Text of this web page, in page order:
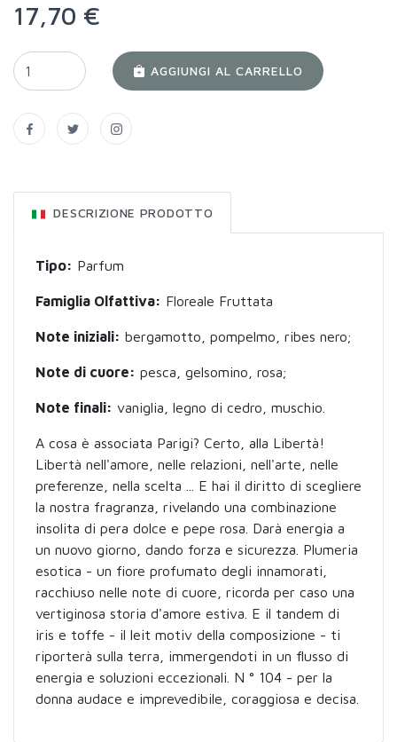
17,70 €
AGGIUNGI AL CARRELLO
DESCRIZIONE PRODOTTO
Tipo: Parfum
Famiglia Olfattiva: Floreale Fruttata
Note iniziali: bergamotto, pompelmo, ribes nero;
Note di cuore: pesca, gelsomino, rosa;
Note finali: vaniglia, legno di cedro, muschio.
A cosa è associata Parigi? Certo, alla Libertà!
Libertà nell'amore, nelle relazioni, nell'arte, nelle
preferenze, nella scelta ... E hai il diritto di scegliere
la nostra fragranza, rivelando una combinazione
insolita di pera dolce e pepe rosa. Darà energia a
un nuovo giorno, dando forza e sicurezza. Plumeria
esotica - un fiore profumato degli innamorati,
racchiuso nelle note di cuore, ricorda per caso una
vertiginosa storia d'amore estiva. E il tandem di
iris e toffe - il leit motiv della composizione - ti
riporterà sulla terra, immergendoti in un flusso di
energia e soluzioni eccezionali. N ° 104 - per la
donna audace e imprevedibile, coraggiosa e decisa.